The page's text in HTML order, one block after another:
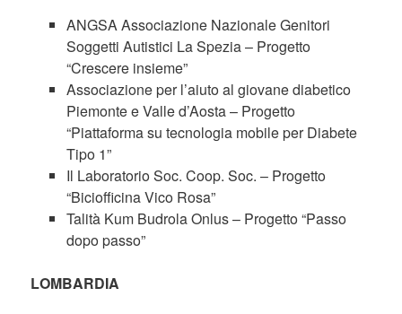
ANGSA Associazione Nazionale Genitori
Soggetti Autistici La Spezia – Progetto
“Crescere insieme”
Associazione per l’aiuto al giovane diabetico
Piemonte e Valle d’Aosta – Progetto
“Piattaforma su tecnologia mobile per Diabete
Tipo 1”
Il Laboratorio Soc. Coop. Soc. – Progetto
“Biciofficina Vico Rosa”
Talità Kum Budrola Onlus – Progetto “Passo
dopo passo”
LOMBARDIA